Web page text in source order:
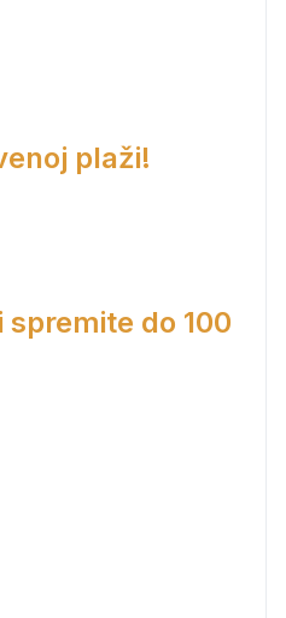
plaži!
do 100